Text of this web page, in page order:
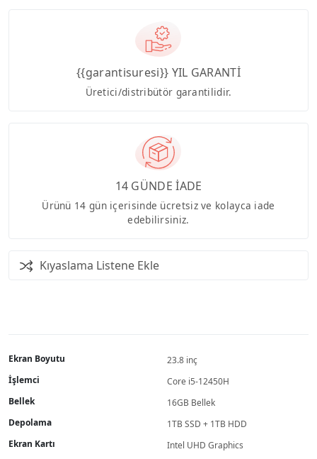
{{garantisuresi}} YIL GARANTİ
Üretici/distribütör garantilidir.
14 GÜNDE İADE
Ürünü 14 gün içerisinde ücretsiz ve kolayca iade
edebilirsiniz.
Kıyaslama Listene Ekle
Ekran Boyutu
23.8 inç
İşlemci
Core i5-12450H
Bellek
16GB Bellek
Depolama
1TB SSD + 1TB HDD
Ekran Kartı
Intel UHD Graphics